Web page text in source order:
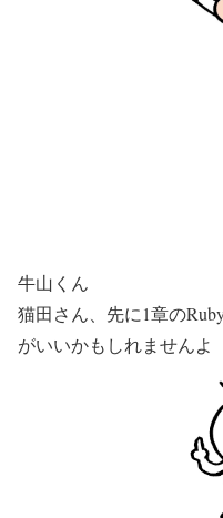
牛山くん
猫田さん、先に1章の
がいいかもしれませんよ